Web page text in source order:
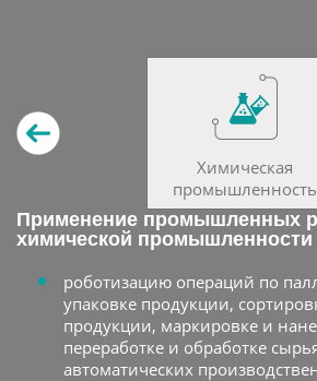
Химическая
промышленность
Применение промышленных
химической промышленности
роботизацию операций по
упаковке продукции,
продукции, маркировке и
переработке и обработке
автоматических